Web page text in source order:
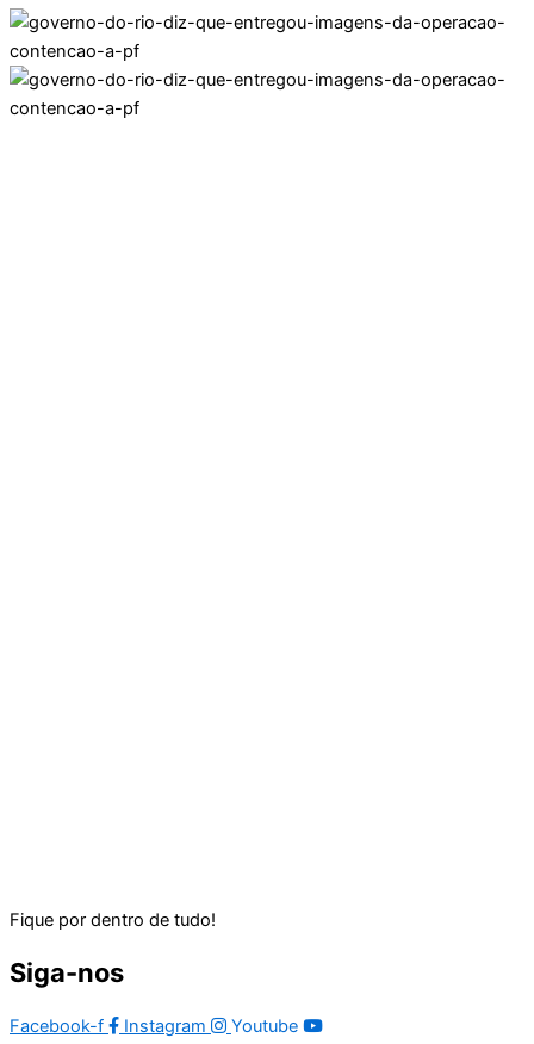
Fique por dentro de tudo!
Siga-nos
Facebook-f Instagram Youtube